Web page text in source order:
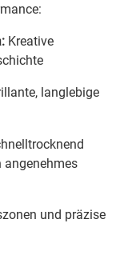
Kreative
langlebige
angenehmes
und präzise